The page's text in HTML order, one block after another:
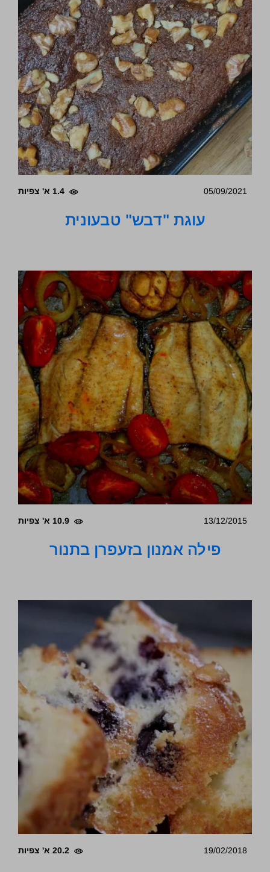
05/09/2021 1.4 א' צפיות
עוגת "דבש" טבעונית
13/12/2015 10.9 א' צפיות
פילה אמנון בזעפרן בתנור
19/02/2018 20.2 א' צפיות